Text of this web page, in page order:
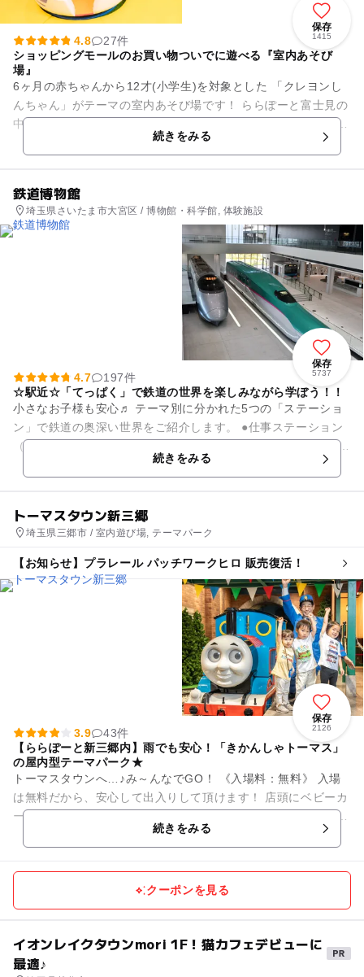
保存
1415
4.8
27件
ショッピングモールのお買い物ついでに遊べる『室内あそび
場』
6ヶ月の赤ちゃんから12才(小学生)を対象とした 「クレヨンし
んちゃん」がテーマの室内あそび場です！ ららぽーと富士見の
中にあるからお買い物ついでに楽しめます🎵 「チョコビ島の大
続きをみる
鉄道博物館
埼玉県さいたま市大宮区 / 博物館・科学館, 体験施設
保存
5737
4.7
197件
☆駅近☆「てっぱく」で鉄道の世界を楽しみながら学ぼう！！
小さなお子様も安心♬ テーマ別に分かれた5つの「ステーショ
ン」で鉄道の奥深い世界をご紹介します。 ●仕事ステーション
（本館1・2階） 日本初の蒸気機関車から新幹線まで、実物車
続きをみる
トーマスタウン新三郷
埼玉県三郷市 / 室内遊び場, テーマパーク
【お知らせ】プラレール パッチワークヒロ 販売復活！
保存
2126
3.9
43件
【ららぽーと新三郷内】雨でも安心！「きかんしゃトーマス」
の屋内型テーマパーク★
トーマスタウンへ…♪み～んなでGO！ 《入場料：無料》 入場
は無料だから、安心して出入りして頂けます！ 店頭にベビーカ
ー置き場あり。 ※アトラクション等の利用は有料となります。
続きをみる
クーポンを見る
イオンレイクタウンmori 1F！猫カフェデビューに
最適♪